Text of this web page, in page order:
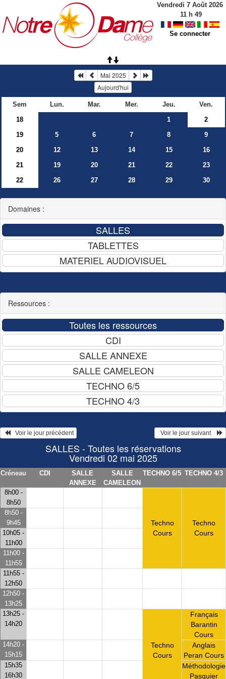
Vendredi 7 Août 2026
11 h 49
Se connecter
Mai 2025
Aujourd'hui
Sem Lun. Mar. Mer. Jeu.
Ven.
18
1
2
19
5 6 7 8
9
20
12 13 14 15
16
21
19 20 21 22
23
22
26 27 28 29 30
Domaines :
Ressources :
   Voir le jour précédent
  Voir le jour suivant
SALLES - Toutes les réservations
Vendredi 02 mai 2025
Créneau CDI
SALLE
ANNEXE
SALLE
CAMELEON
TECHNO 6/5 TECHNO 4/3
8h00 -
8h50
Techno
Cours
Techno
Cours
8h50 -
9h45
10h05 -
11h00
11h00 -
11h55
11h55 -
12h50
12h50 -
13h25
13h25 -
14h20
Techno
Cours
Français
Barantin
Cours
14h20 -
15h15
Anglais
Peran Cours
15h35
16h30
Méthodologie
Pasquier